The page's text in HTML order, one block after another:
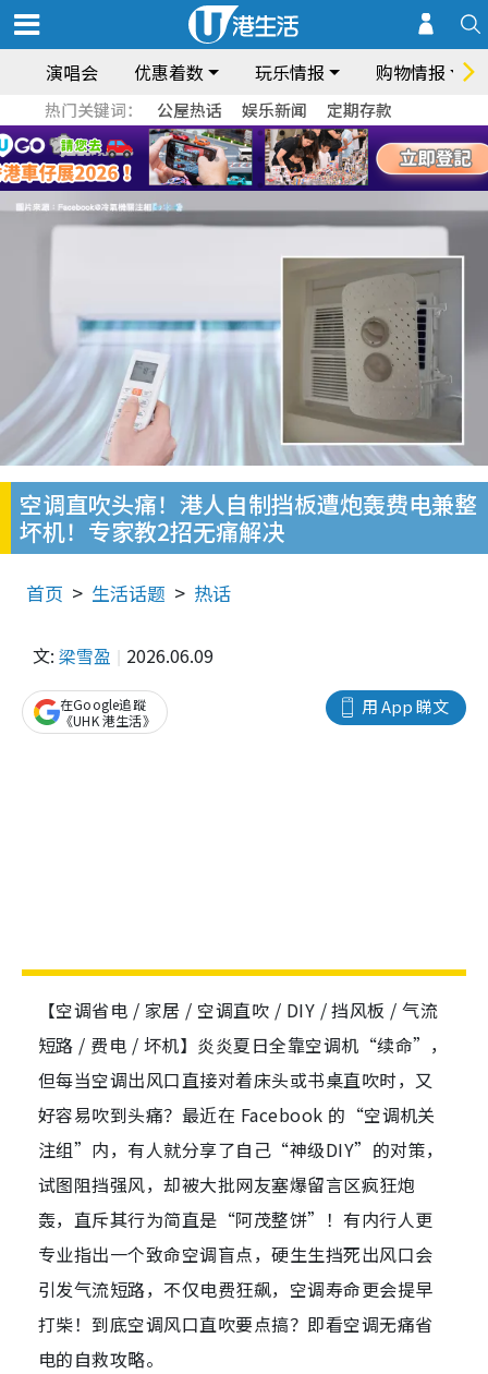
演唱会 优惠着数 玩乐情报 购物情报
热门关键词： 公屋热话 娱乐新闻 定期存款
空调直吹头痛！港人自制挡板遭炮轰费电兼整
坏机！专家教2招无痛解决
首页 生活话题 热话
文: 梁雪盈 2026.06.09
用 App 睇文
在Google追蹤
《UHK 港生活》
【空调省电 / 家居 / 空调直吹 / DIY / 挡风板 / 气流
短路 / 费电 / 坏机】炎炎夏日全靠空调机“续命”，
但每当空调出风口直接对着床头或书桌直吹时，又
好容易吹到头痛？最近在 Facebook 的“空调机关
注组”内，有人就分享了自己“神级DIY”的对策，
试图阻挡强风，却被大批网友塞爆留言区疯狂炮
轰，直斥其行为简直是“阿茂整饼”！有内行人更
专业指出一个致命空调盲点，硬生生挡死出风口会
引发气流短路，不仅电费狂飙，空调寿命更会提早
打柴！到底空调风口直吹要点搞？即看空调无痛省
电的自救攻略。